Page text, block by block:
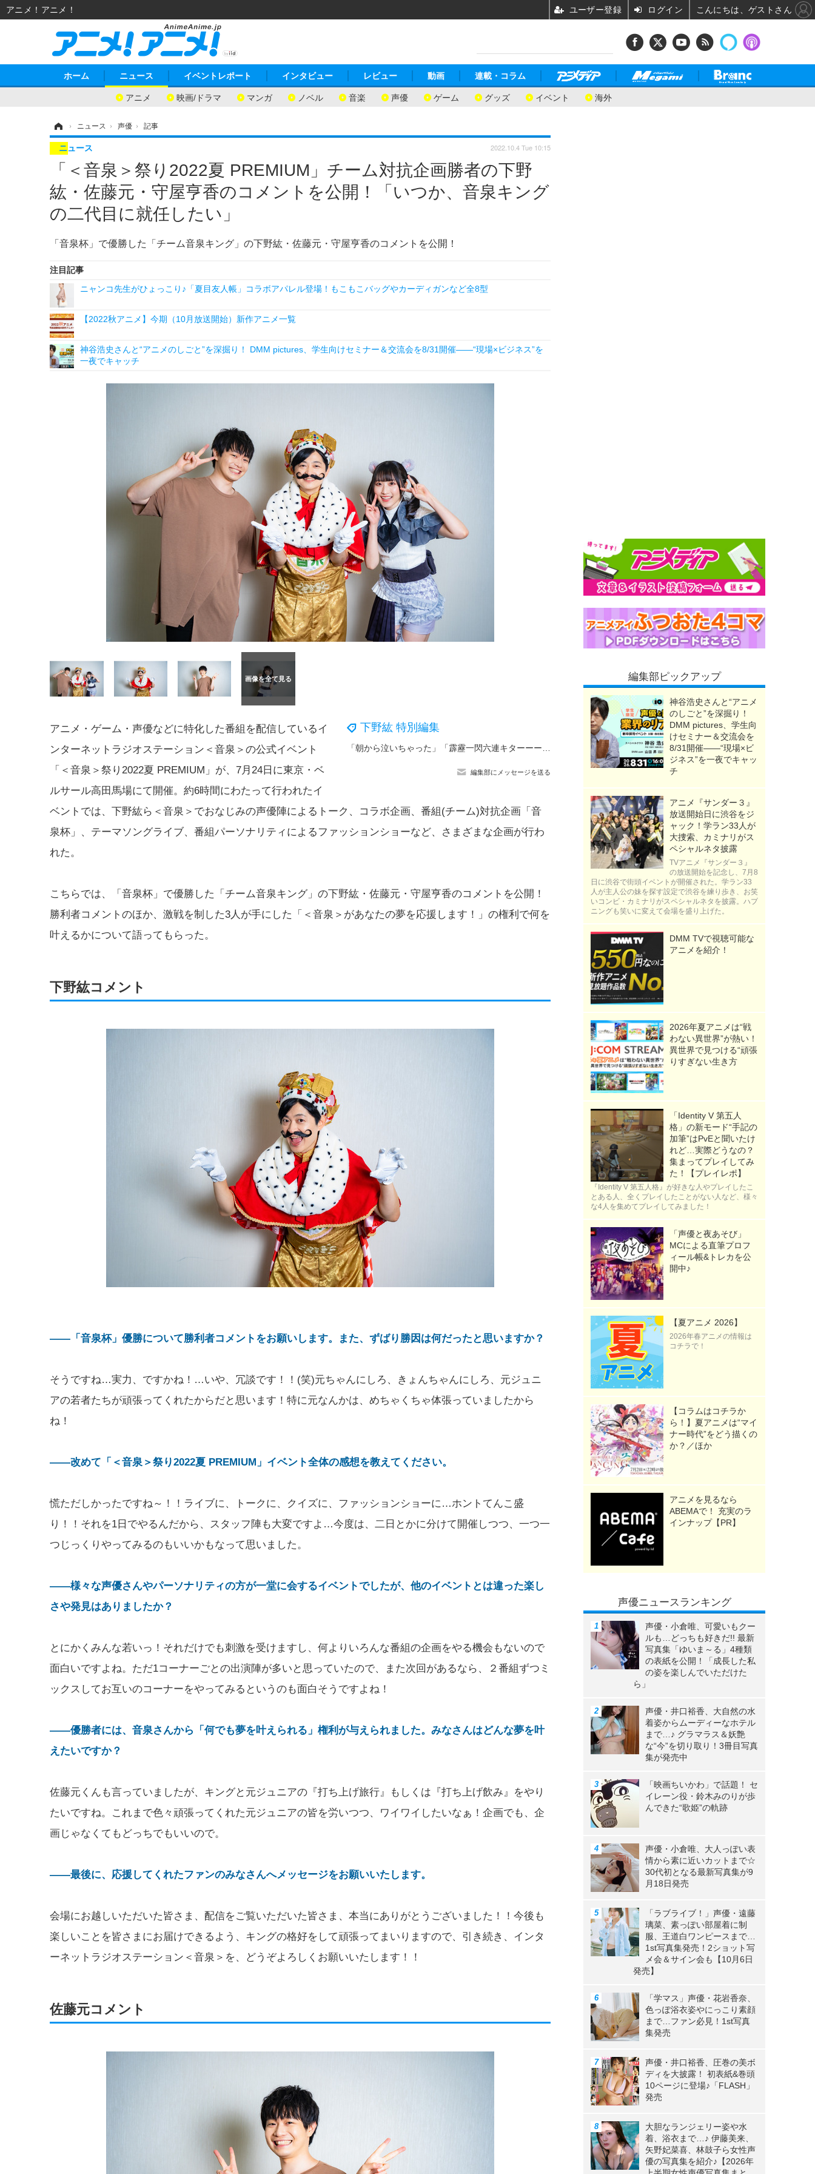
ホーム ニュース
アニメ 映画/ドラマ マンガ ノベル 音楽 声優 ゲーム グッズ イベント 海外
イベントレポート インタビュー レビュー 動画 連載・コラム
› ニュース › 声優 › 記事
「＜音泉＞祭り2022夏 PREMIUM」チーム対抗企画勝者の下野
紘・佐藤元・守屋亨香のコメントを公開！「いつか、音泉キング
の二代目に就任したい」
「音泉杯」で優勝した「チーム音泉キング」の下野紘・佐藤元・守屋亨香のコメントを公開！
ニュース 2022.10.4 Tue 10:15
注目記事
ニャンコ先生がひょっこり♪「夏目友人帳」コラボアパレル登場！もこもこバッグやカーディガンなど全8型
【2022秋アニメ】今期（10月放送開始）新作アニメ一覧
神谷浩史さんと“アニメのしごと”を深掘り！ DMM pictures、学生向けセミナー＆交流会を8/31開催――“現場×ビジネス”を
一夜でキャッチ
下野紘 特別編集
編集部にメッセージを送る
アニメ・ゲーム・声優などに特化した番組を配信しているイ
ンターネットラジオステーション＜音泉＞の公式イベント
「＜音泉＞祭り2022夏 PREMIUM」が、7月24日に東京・ベ
ルサール高田馬場にて開催。約6時間にわたって行われたイ
ベントでは、下野紘ら＜音泉＞でおなじみの声優陣によるトーク、コラボ企画、番組(チーム)対抗企画「音
泉杯」、テーマソングライブ、番組パーソナリティによるファッションショーなど、さまざまな企画が行わ
れた。
こちらでは、「音泉杯」で優勝した「チーム音泉キング」の下野紘・佐藤元・守屋亨香のコメントを公開！
勝利者コメントのほか、激戦を制した3人が手にした「＜音泉＞があなたの夢を応援します！」の権利で何を
叶えるかについて語ってもらった。
下野紘コメント
――「音泉杯」優勝について勝利者コメントをお願いします。また、ずばり勝因は何だったと思いますか？
そうですね…実力、ですかね！…いや、冗談です！！(笑)元ちゃんにしろ、きょんちゃんにしろ、元ジュニ
アの若者たちが頑張ってくれたからだと思います！特に元なんかは、めちゃくちゃ体張っていましたから
ね！
――改めて「＜音泉＞祭り2022夏 PREMIUM」イベント全体の感想を教えてください。
慌ただしかったですね～！！ライブに、トークに、クイズに、ファッションショーに…ホントてんこ盛
り！！それを1日でやるんだから、スタッフ陣も大変ですよ…今度は、二日とかに分けて開催しつつ、一つ一
つじっくりやってみるのもいいかもなって思いました。
――様々な声優さんやパーソナリティの方が一堂に会するイベントでしたが、他のイベントとは違った楽し
さや発見はありましたか？
とにかくみんな若いっ！それだけでも刺激を受けますし、何よりいろんな番組の企画をやる機会もないので
面白いですよね。ただ1コーナーごとの出演陣が多いと思っていたので、また次回があるなら、２番組ずつミ
ックスしてお互いのコーナーをやってみるというのも面白そうですよね！
――優勝者には、音泉さんから「何でも夢を叶えられる」権利が与えられました。みなさんはどんな夢を叶
えたいですか？
佐藤元くんも言っていましたが、キングと元ジュニアの『打ち上げ旅行』もしくは『打ち上げ飲み』をやり
たいですね。これまで色々頑張ってくれた元ジュニアの皆を労いつつ、ワイワイしたいなぁ！企画でも、企
画じゃなくてもどっちでもいいので。
――最後に、応援してくれたファンのみなさんへメッセージをお願いいたします。
会場にお越しいただいた皆さま、配信をご覧いただいた皆さま、本当にありがとうございました！！今後も
楽しいことを皆さまにお届けできるよう、キングの格好をして頑張ってまいりますので、引き続き、インタ
ーネットラジオステーション＜音泉＞を、どうぞよろしくお願いいたします！！
佐藤元コメント
編集部ピックアップ
神谷浩史さんと“アニメ
のしごと”を深掘り！
DMM pictures、学生向
けセミナー＆交流会を
8/31開催――“現場×ビ
ジネス”を一夜でキャッ
チ
アニメ『サンダー３』
放送開始日に渋谷をジ
ャック！学ラン33人が
大捜索、カミナリがス
ペシャルネタ披露
TVアニメ『サンダー３』
の放送開始を記念し、7月8
日に渋谷で街頭イベントが開催された。学ラン33
人が主人公の妹を探す設定で渋谷を練り歩き、お笑
いコンビ・カミナリがスペシャルネタを披露。ハプ
ニングも笑いに変えて会場を盛り上げた。
DMM TVで視聴可能な
アニメを紹介！
2026年夏アニメは“戦
わない異世界”が熱い！
異世界で見つける“頑張
りすぎない生き方
「Identity V 第五人
格」の新モード“手記の
加筆”はPvEと聞いたけ
れど…実際どうなの？
集まってプレイしてみ
た！【プレイレポ】
『Identity V 第五人格』が好きな人やプレイしたこ
とある人、全くプレイしたことがない人など、様々
な4人を集めてプレイしてみました！
「声優と夜あそび」
MCによる直筆プロフ
ィール帳&トレカを公
開中♪
【夏アニメ 2026】
2026年春アニメの情報は
コチラで！
【コラムはコチラか
ら！】夏アニメは“マイ
ナー時代”をどう描くの
か？／ほか
アニメを見るなら
ABEMAで！ 充実のラ
インナップ【PR】
声優ニュースランキング
声優・小倉唯、可愛いもクー
ルも…どっちも好きだ!! 最新
写真集「ゆいま～る」4種類
の表紙を公開！「成長した私
の姿を楽しんでいただけた
ら」
声優・井口裕香、大自然の水
着姿からムーディーなホテル
まで…♪ グラマラス＆妖艶
な“今”を切り取り！3冊目写真
集が発売中
「映画ちいかわ」で話題！ セ
イレーン役・鈴木みのりが歩
んできた“歌姫”の軌跡
声優・小倉唯、大人っぽい表
情から素に近いカットまで☆
30代初となる最新写真集が9
月18日発売
「ラブライブ！」声優・遠藤
璃菜、素っぽい部屋着に制
服、王道白ワンピースまで…
1st写真集発売！2ショット写
メ会＆サイン会も【10月6日
発売】
「学マス」声優・花岩香奈、
色っぽ浴衣姿やにっこり素顔
まで…ファン必見！1st写真
集発売
声優・井口裕香、圧巻の美ボ
ディを大披露！ 初表紙&巻頭
10ページに登場♪「FLASH」
発売
大胆なランジェリー姿や水
着、浴衣まで…♪ 伊藤美来、
矢野妃菜喜、林鼓子ら女性声
優の写真集を紹介♪【2026年
アニメ！アニメ！ ユーザー登録 ログイン こんにちは、ゲストさん